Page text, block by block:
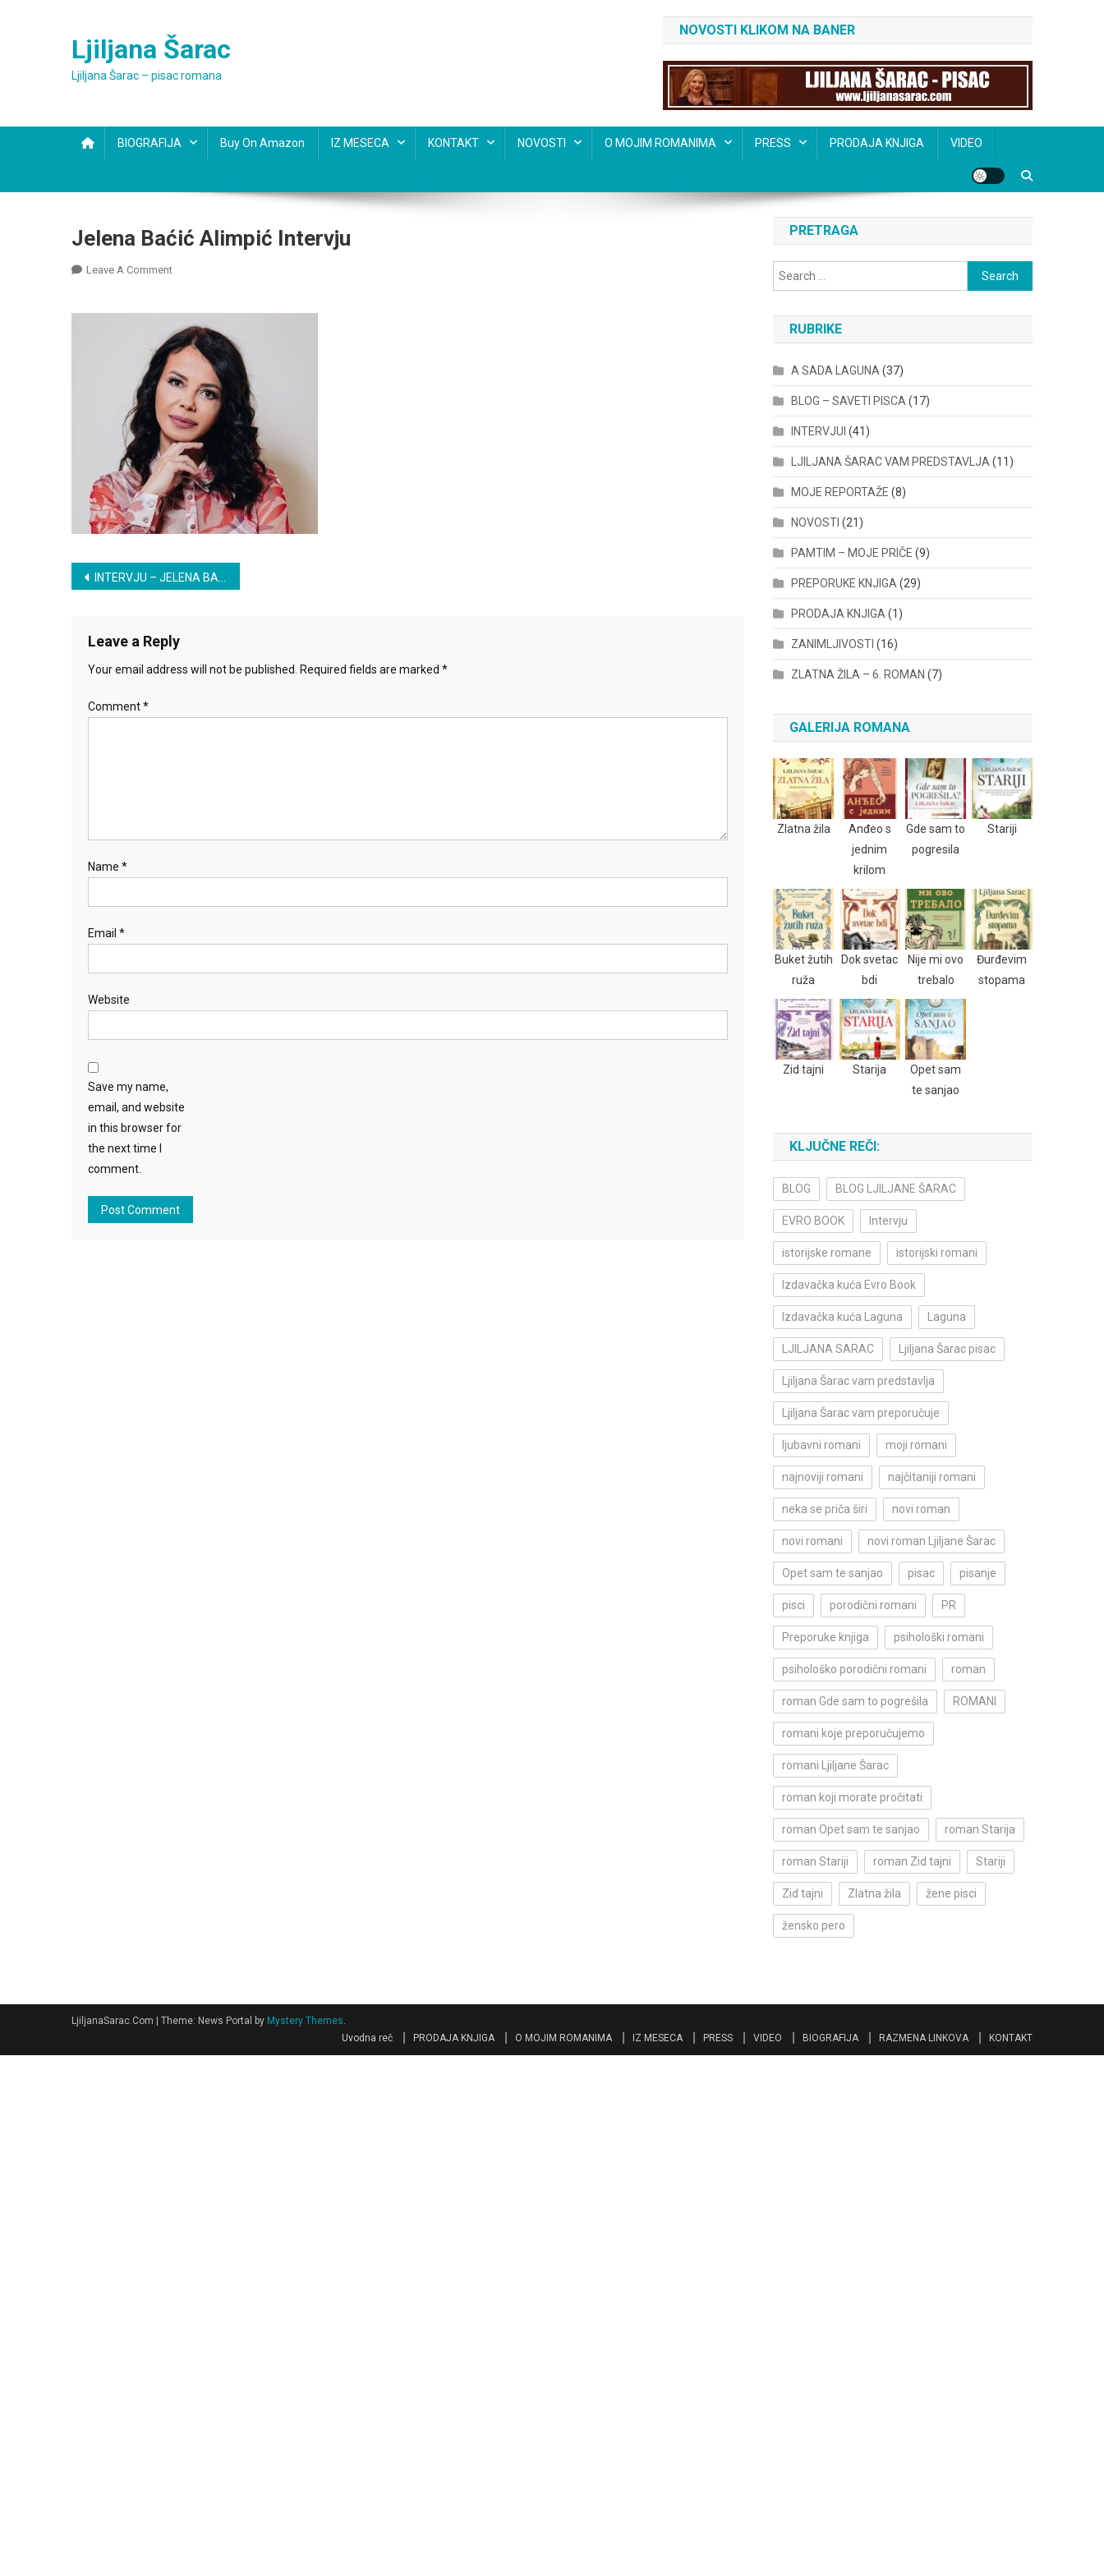
Ljiljana Šarac
Ljiljana Šarac – pisac romana
NOVOSTI KLIKOM NA BANER
BIOGRAFIJA Buy On Amazon IZ MESECA KONTAKT NOVOSTI O MOJIM ROMANIMA PRESS PRODAJA KNJIGA VIDEO
Jelena Baćić Alimpić Intervju
Leave A CommentOn
Alimpić
Intervju
Post
INTERVJU – JELENA BAČIĆ ALIMPIĆ
Leave a Reply
Your email address will not be published. Required fields are marked *
Comment*
Name *
Email *
Website
Save my name,
email, and website
in this browser for
the next time I
comment.
PRETRAGA
Search
for:
RUBRIKE
A SADA LAGUNA (37)
BLOG – SAVETI PISCA (17)
INTERVJUI (41)
LJILJANA ŠARAC VAM PREDSTAVLJA (11)
MOJE REPORTAŽE (8)
NOVOSTI (21)
PAMTIM – MOJE PRIČE (9)
PREPORUKE KNJIGA (29)
PRODAJA KNJIGA (1)
ZANIMLJIVOSTI (16)
ZLATNA ŽILA – 6. ROMAN (7)
GALERIJA ROMANA
Zlatna žila
Anđeo s
jednim
krilom
Gde sam to
pogresila
Stariji
Buket žutih
ruža
Dok svetac
bdi
Nije mi ovo
trebalo
Đurđevim
stopama
Zid tajni Starija
Opet sam
te sanjao
KLJUČNE REČI:
BLOG BLOG LJILJANE ŠARAC
EVRO BOOK Intervju
istorijske romane istorijski romani
Izdavačka kuća Evro Book
Izdavačka kuća Laguna Laguna
LJILJANA SARAC Ljiljana Šarac pisac
Ljiljana Šarac vam predstavlja
Ljiljana Šarac vam preporučuje
ljubavni romani moji romani
najnoviji romani najčitaniji romani
neka se priča širi novi roman
novi romani novi roman Ljiljane Šarac
Opet sam te sanjao pisac pisanje
pisci porodični romani PR
Preporuke knjiga psihološki romani
psihološko porodični romani roman
roman Gde sam to pogrešila ROMANI
romani koje preporučujemo
romani Ljiljane Šarac
roman koji morate pročitati
roman Opet sam te sanjao roman Starija
roman Stariji roman Zid tajni Stariji
Zid tajni Zlatna žila žene pisci
žensko pero
LjiljanaSarac.Com Theme: News Portal by Mystery Themes.
Uvodna reč
PRODAJA KNJIGA O MOJIM ROMANIMA IZ MESECA PRESS VIDEO BIOGRAFIJA RAZMENA LINKOVA KONTAKT